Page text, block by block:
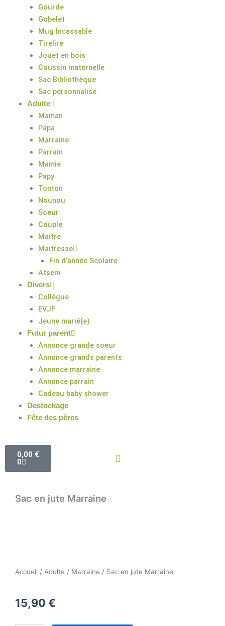
Gourde
Gobelet
Mug Incassable
Tirelire
Jouet en bois
Coussin maternelle
Sac Bibliothèque
Sac personnalisé
Adulte
Maman
Papa
Marraine
Parrain
Mamie
Papy
Tonton
Nounou
Soeur
Couple
Maitre
Maitresse
Fin d’année Scolaire
Atsem
Divers
Collègue
EVJF
Jeune marié(e)
Futur parent
Annonce grande soeur
Annonce grands parents
Annonce marraine
Annonce parrain
Cadeau baby shower
Destockage
Fête des pères
0,00 €
0
Panier
Sac en jute Marraine
Accueil / Adulte / Marraine / Sac en jute Marraine
15,90 €